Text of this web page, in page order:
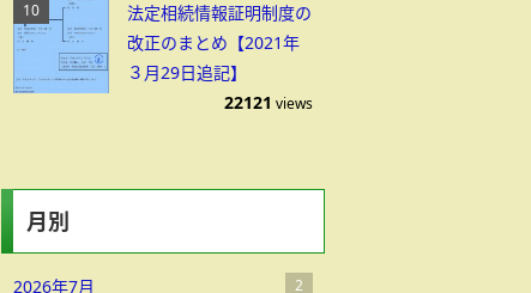
法定相続情報証明制度の
改正のまとめ【2021年
３月29日追記】
22121 views
月別
2026年7月 2